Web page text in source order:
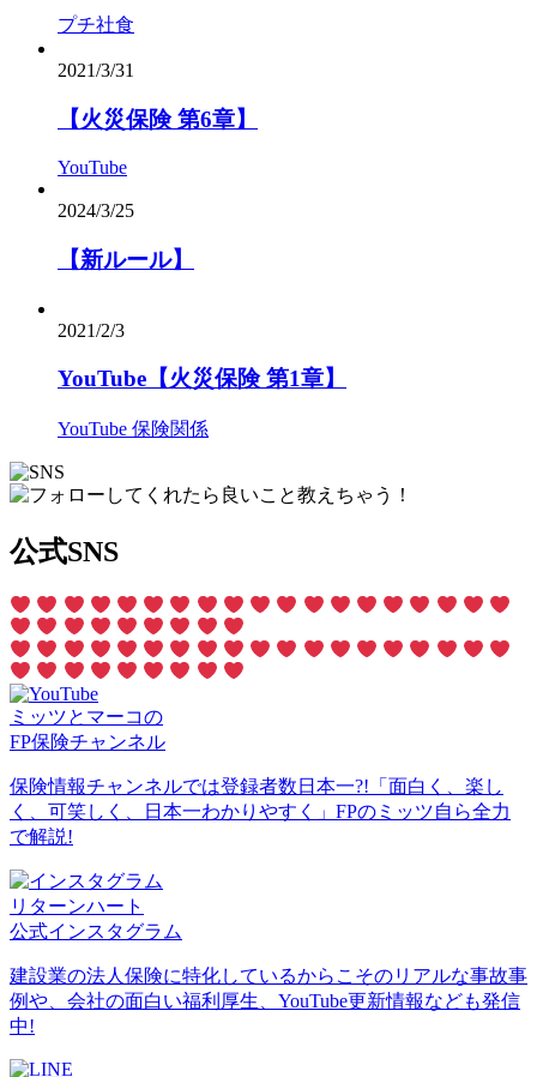
プチ社食
2021/3/31
【火災保険 第6章】
YouTube
2024/3/25
【新ルール】
2021/2/3
YouTube【火災保険 第1章】
YouTube 保険関係
公式SNS
ミッツとマーコの
FP保険チャンネル
保険情報チャンネルでは登録者数日本一?!「面白く、楽し
く、可笑しく、日本一わかりやすく」FPのミッツ自ら全力
で解説!
リターンハート
公式インスタグラム
建設業の法人保険に特化しているからこそのリアルな事故事
例や、会社の面白い福利厚生、YouTube更新情報なども発信
中!